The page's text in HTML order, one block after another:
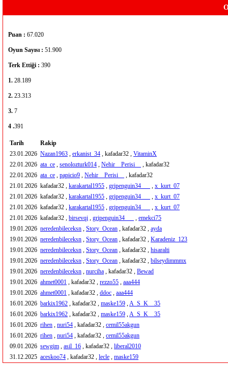
Puan : 67.020
Oyun Sayısı : 51.900
Terk Ettiği : 390
1. 28.189
2. 23.313
3. 7
4 .391
Tarih
Rakip
23.01.2026 Nazan1963 , erkanist_34 , kafadar32 , VitaminX
22.01.2026 ata_ce , senolozturk014 , Nehir__Perisi__
, kafadar32
22.01.2026 ata_ce , papicio9 , Nehir__Perisi__
, kafadar32
21.01.2026 kafadar32 , karakartal1955 , gripenguin34___ , x_kurt_07
21.01.2026 kafadar32 , karakartal1955 , gripenguin34___ , x_kurt_07
21.01.2026 kafadar32 , karakartal1955 , gripenguin34___ , x_kurt_07
21.01.2026 kafadar32 , birsevqi , gripenguin34___ , emekci75
19.01.2026 neredenbileceksn , Story_Ocean , kafadar32 , ayda
19.01.2026 neredenbileceksn , Story_Ocean , kafadar32 , Karadeniz_123
19.01.2026 neredenbileceksn , Story_Ocean , kafadar32 , hisaralti
19.01.2026 neredenbileceksn , Story_Ocean , kafadar32 , bilseydimmmx
19.01.2026 neredenbileceksn , nurciha , kafadar32 , Bewad
19.01.2026 ahmet0001 , kafadar32 , rezzo55 , aaa444
19.01.2026 ahmet0001 , kafadar32 , ddoc , aaa444
16.01.2026 barkix1962 , kafadar32 , maske159 ,A_S_K__35
16.01.2026 barkix1962 , kafadar32 , maske159 ,A_S_K__35
16.01.2026 rihen , nuri54 , kafadar32 , cemil55akgun
16.01.2026 rihen , nuri54 , kafadar32 , cemil55akgun
09.01.2026 sewgim , asil_16 , kafadar32 , liberal2010
31.12.2025 aceskoo74 , kafadar32 , lecle , maske159